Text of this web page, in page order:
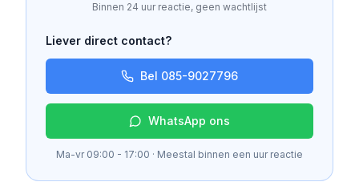
Binnen 24 uur reactie, geen wachtlijst
Liever direct contact?
Bel 085-9027796
WhatsApp ons
Ma-vr 09:00 - 17:00 · Meestal binnen een uur reactie